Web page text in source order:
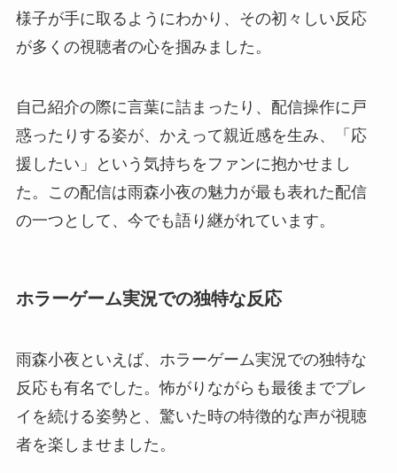
様子が手に取るようにわかり、その初々しい反応
が多くの視聴者の心を掴みました。
自己紹介の際に言葉に詰まったり、配信操作に戸
惑ったりする姿が、かえって親近感を生み、「応
援したい」という気持ちをファンに抱かせまし
た。この配信は雨森小夜の魅力が最も表れた配信
の一つとして、今でも語り継がれています。
ホラーゲーム実況での独特な反応
雨森小夜といえば、ホラーゲーム実況での独特な
反応も有名でした。怖がりながらも最後までプレ
イを続ける姿勢と、驚いた時の特徴的な声が視聴
者を楽しませました。